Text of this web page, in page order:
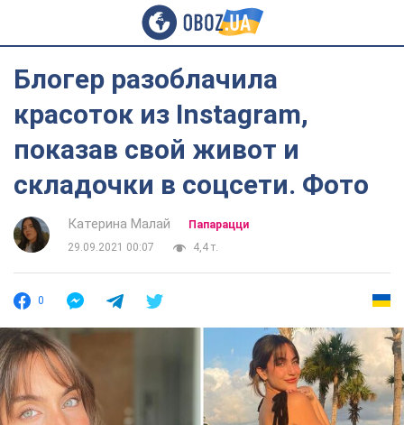
Блогер разоблачила
красоток из Instagram,
показав свой живот и
складочки в соцсети. Фото
Катерина Малай
Папарацци
29.09.2021 00:07
4,4 т.
0